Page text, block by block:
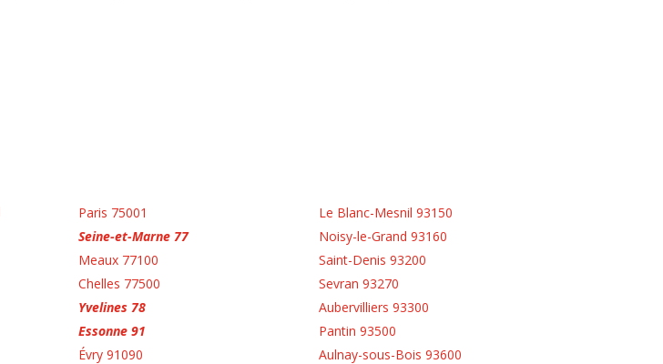
Paris 75001
Seine-et-Marne 77
Meaux 77100
Chelles 77500
Yvelines 78
Essonne 91
Évry 91090
Le Blanc-Mesnil 93150
Noisy-le-Grand 93160
Saint-Denis 93200
Sevran 93270
Aubervilliers 93300
Pantin 93500
Aulnay-sous-Bois 93600